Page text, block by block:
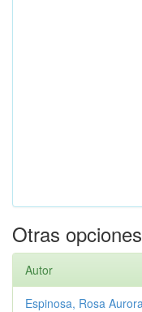
Otras
Autor
Espinosa, Rosa